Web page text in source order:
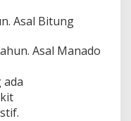
Asal Bitung
Asal Manado
ada